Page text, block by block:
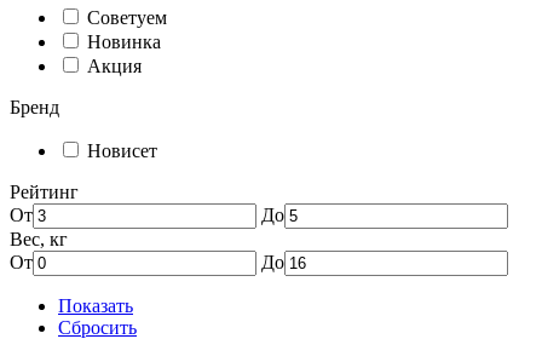
Советуем
Новинка
Акция
Бренд
Новисет
Рейтинг
От
До
Вес, кг
От
До
Показать
Сбросить